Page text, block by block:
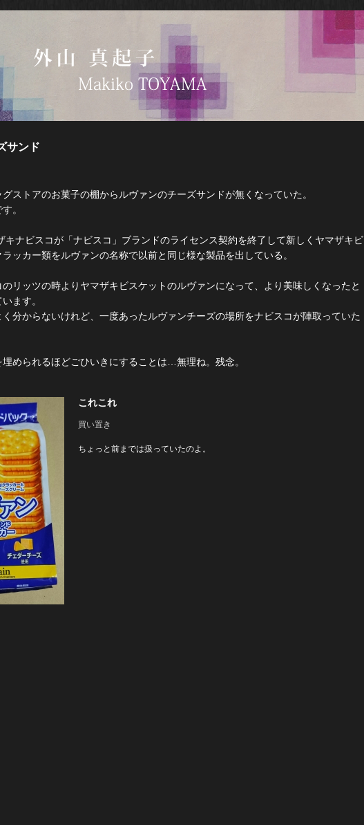
サンド
ストアのお菓子の棚からルヴァンのチーズサンドが無くなっていた。
。
キナビスコが「ナビスコ」ブランドのライセンス契約を終了して新しくヤマザキビ
ッカー類をルヴァンの名称で以前と同じ様な製品を出している。
リッツの時よりヤマザキビスケットのルヴァンになって、より美味しくなったと
ます。
分からないけれど、一度あったルヴァンチーズの場所をナビスコが陣取っていた
められるほどごひいきにすることは…無理ね。残念。
これこれ
買い置き
ちょっと前までは扱っていたのよ。